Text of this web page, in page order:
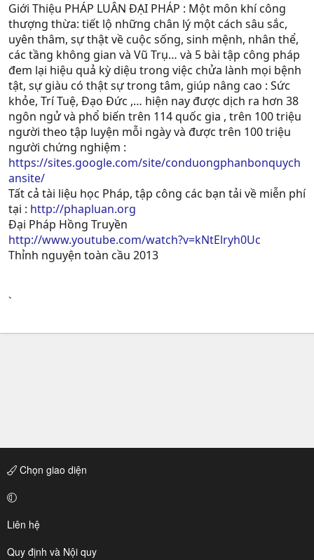
Giới Thiệu PHÁP LUÂN ĐẠI PHÁP : Một môn khí công
thượng thừa: tiết lộ những chân lý một cách sâu sắc,
uyên thâm, sự thật về cuộc sống, sinh mệnh, nhân thể,
các tầng không gian và Vũ Trụ… và 5 bài tập công pháp
đem lại hiệu quả kỳ diệu trong việc chửa lành mọi bệnh
tật, sự giàu có thật sự trong tâm, giúp nâng cao : Sức
khỏe, Trí Tuệ, Ðạo Ðức ,… hiện nay được dịch ra hơn 38
ngôn ngử và phổ biến trên 114 quốc gia , trên 100 triệu
người theo tập luyện mỗi ngày và được trên 100 triệu
người chứng nghiệm :
https://sites.google.com/site/conduongphanbonquych
ansite/
Tất cả tài liệu học Pháp, tập công các bạn tải về miễn phí
tại : http://phapluan.org
Đại Pháp Hồng Truyền
http://www.youtube.com/watch?v=kNtElryh0Uc
Thỉnh nguyện toàn cầu 2013
`
Chọn giao diện
Liên hệ
Quy định và Nội quy